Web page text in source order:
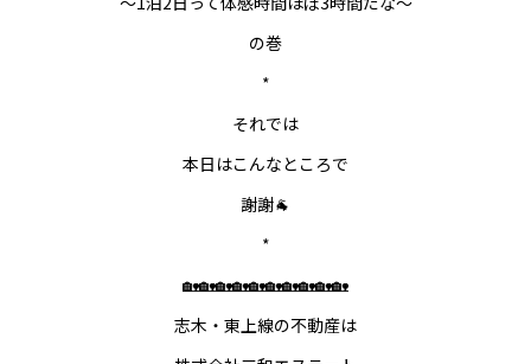
の巻
*
それでは
本日はこんなところで
謝謝🐐
*
🏡🏡🏡🏡🏡🏡🏡🏡🏡🏡
志木・東上線の不動産は